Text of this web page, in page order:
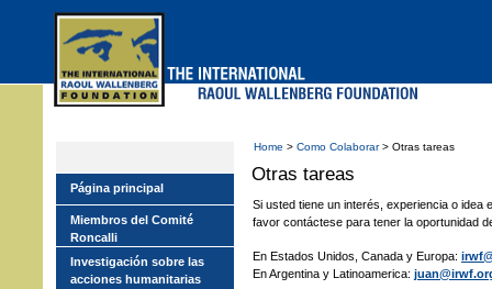
Home > Como Colaborar> Otras tareas
Otras tareas
Si usted tiene un interés, experiencia o idea
favor contáctese para tener la oportunidad
En Estados Unidos, Canada y Europa:
En Argentina y Latinoamerica:
Página principal
Miembros del Comité
Roncalli
Investigación sobre las
acciones humanitarias